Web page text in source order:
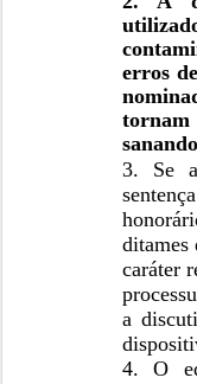
erros
3. Se
ditames
caráter
a
4. O